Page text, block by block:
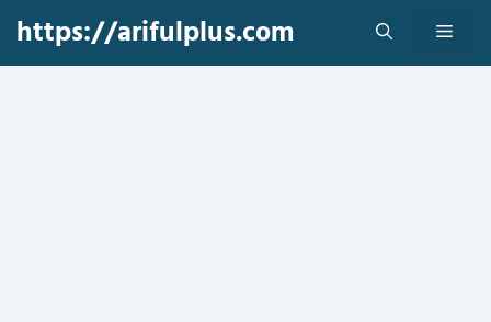
content
https://arifulplus.com Menu